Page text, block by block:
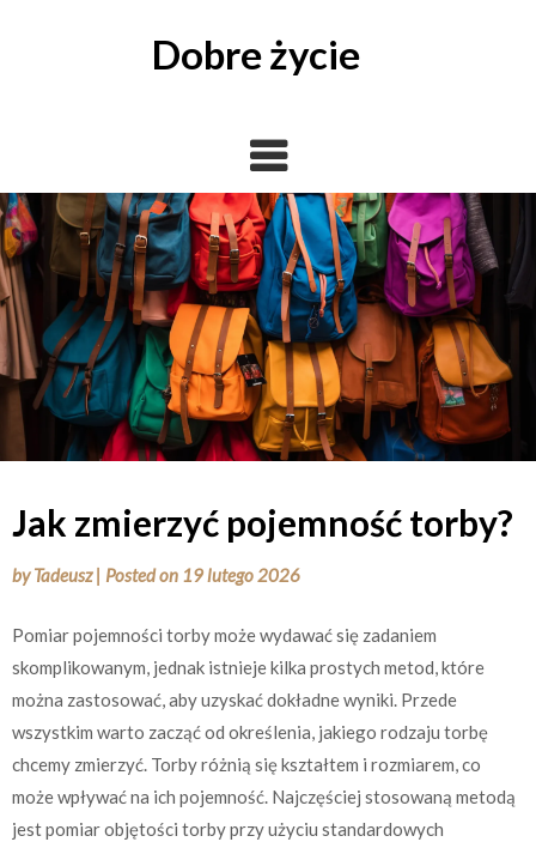
Dobre życie
Jak zmierzyć pojemność torby?
byTadeusz | Posted on 19 lutego 2026
Pomiar pojemności torby może wydawać się zadaniem
skomplikowanym, jednak istnieje kilka prostych metod, które
można zastosować, aby uzyskać dokładne wyniki. Przede
wszystkim warto zacząć od określenia, jakiego rodzaju torbę
chcemy zmierzyć. Torby różnią się kształtem i rozmiarem, co
może wpływać na ich pojemność. Najczęściej stosowaną metodą
jest pomiar objętości torby przy użyciu standardowych